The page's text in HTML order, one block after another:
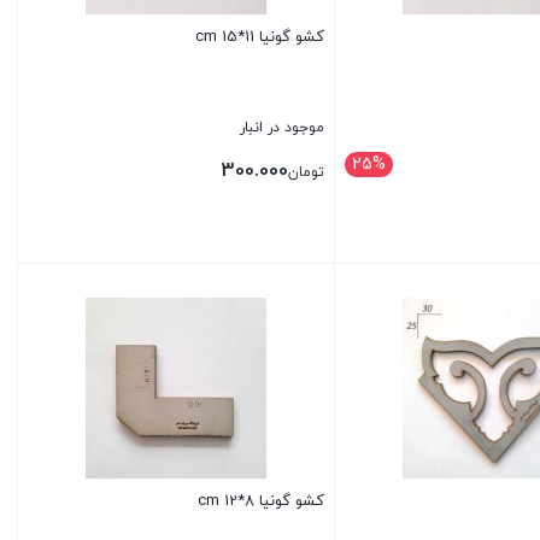
25%
کشو گونیا 11*15 cm
موجود در انبار
تومان300.000
کشو گونیا 8*12 cm